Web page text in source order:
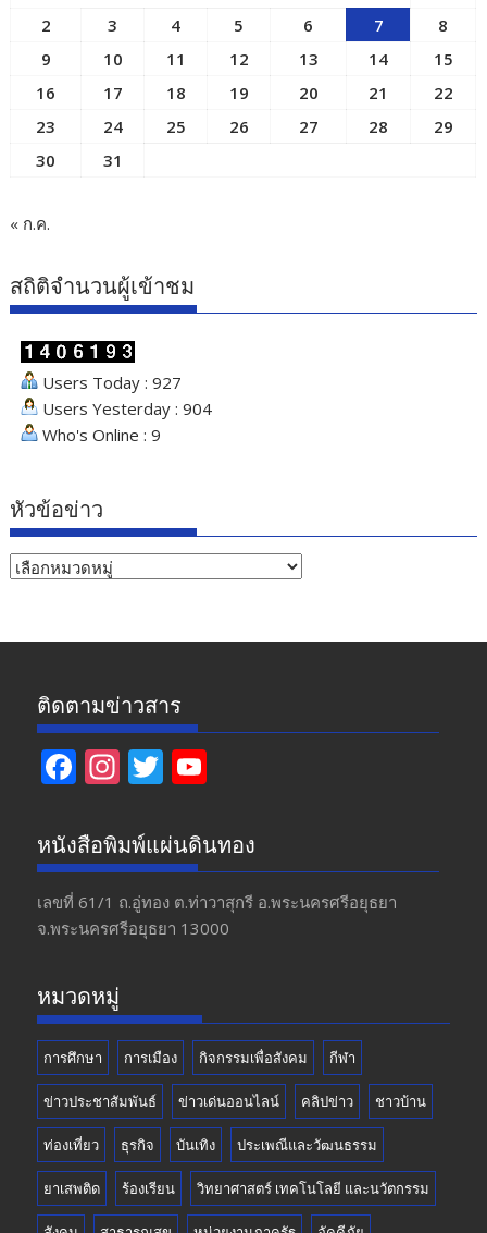
2
3 4 5 6 7
8
9
10 11 12 13 14
15
16
17 18 19 20 21
22
23
24 25 26 27 28
29
30
31
« ก.ค.
สถิติจำนวนผู้เข้าชม
Users Today : 927
Users Yesterday : 904
Who's Online : 9
หัวข้อข่าว
หัวข้อ
ติดตามข่าวสาร
F
e
b
o
o
In
a
gr
a
m
T
itt
er
u
T
u
b
หนังสือพิมพ์แผ่นดินทอง
เลขที่ 61/1 ถ.อู่ทอง​ ต.​ท่าวาสุกรี​ อ.พระนครศรีอยุธยา​
จ.พระนครศรีอยุธยา 13000
หมวดหมู่
การศึกษา การเมือง กิจกรรมเพื่อสังคม กีฬา
ข่าวประชาสัมพันธ์ ข่าวเด่นออนไลน์ คลิปข่าว ชาวบ้าน
ท่องเที่ยว ธุรกิจ บันเทิง ประเพณีและวัฒนธรรม
ยาเสพติด ร้องเรียน วิทยาศาสตร์ เทคโนโลยี และนวัตกรรม